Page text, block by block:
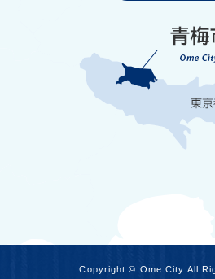
Copyright © Ome City All